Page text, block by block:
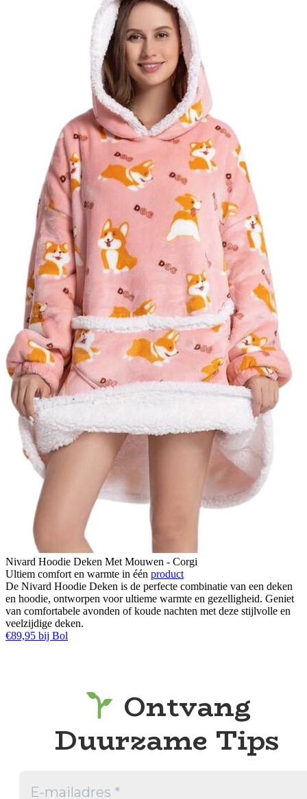
Nivard Hoodie Deken Met Mouwen - Corgi
Ultiem comfort en warmte in één product
De Nivard Hoodie Deken is de perfecte combinatie van een deken
en hoodie, ontworpen voor ultieme warmte en gezelligheid. Geniet
van comfortabele avonden of koude nachten met deze stijlvolle en
veelzijdige deken.
€89,95 bij Bol
Ontvang
Duurzame Tips